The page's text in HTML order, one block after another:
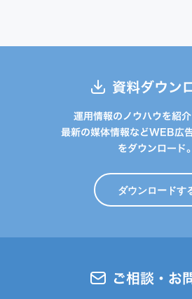
資料ダウン
運用情報のノウハウを紹介
最新の媒体情報などWEB広
をダウンロード。
ダウンロードす
ご相談・お